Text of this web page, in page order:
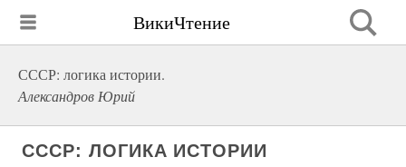
ВикиЧтение
СССР: логика истории.
Александров Юрий
СССР: ЛОГИКА ИСТОРИИ